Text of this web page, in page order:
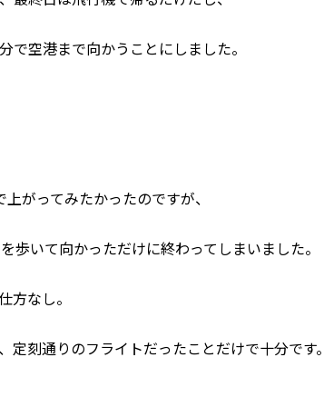
で空港まで向かうことにしました。
がってみたかったのですが、
歩いて向かっただけに終わってしまいました。
方なし。
刻通りのフライトだったことだけで十分です。